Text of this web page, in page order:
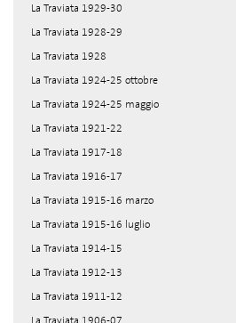
La Traviata 1929-30
La Traviata 1928-29
La Traviata 1928
La Traviata 1924-25 ottobre
La Traviata 1924-25 maggio
La Traviata 1921-22
La Traviata 1917-18
La Traviata 1916-17
La Traviata 1915-16 marzo
La Traviata 1915-16 luglio
La Traviata 1914-15
La Traviata 1912-13
La Traviata 1911-12